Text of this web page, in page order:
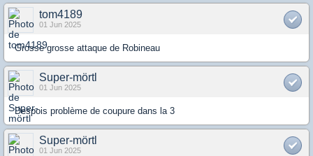
tom4189
01 Jun 2025
Grosse grosse attaque de Robineau
Super-mörtl
01 Jun 2025
Despois problème de coupure dans la 3
Super-mörtl
01 Jun 2025